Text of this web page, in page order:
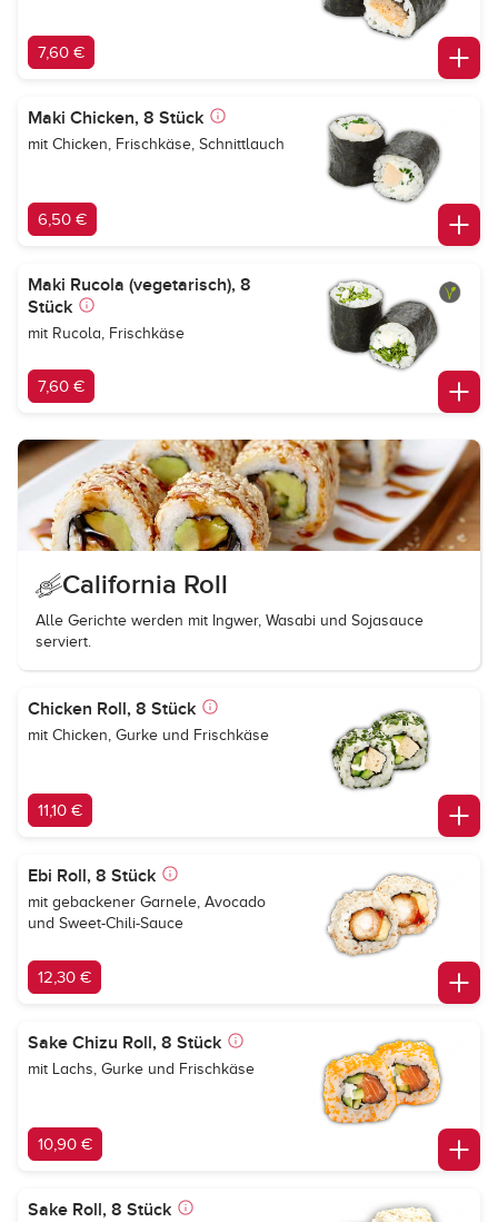
7,60 €
Maki Chicken, 8 Stück
mit Chicken, Frischkäse, Schnittlauch
6,50 €
Maki Rucola (vegetarisch), 8
Stück
mit Rucola, Frischkäse
7,60 €
California Roll
Alle Gerichte werden mit Ingwer, Wasabi und Sojasauce
serviert.
Chicken Roll, 8 Stück
mit Chicken, Gurke und Frischkäse
11,10 €
Ebi Roll, 8 Stück
mit gebackener Garnele, Avocado
und Sweet-Chili-Sauce
12,30 €
Sake Chizu Roll, 8 Stück
mit Lachs, Gurke und Frischkäse
10,90 €
Sake Roll, 8 Stück